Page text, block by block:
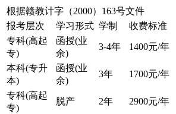
根据赣教计字（2000）163号文件
报考层次
学习形式 学制 收费标准
专科(高起
专)
函授(业
余)
3-4年 1400元/年
本科(专升
本)
函授(业
余)
3年 1700元/年
专科(高起
专)
脱产 2年 2900元/年